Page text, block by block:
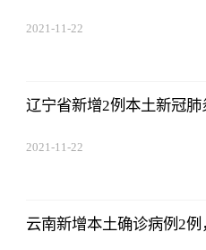
2021-11-22
辽宁省新增2例本土新冠
2021-11-22
云南新增本土确诊病例2例